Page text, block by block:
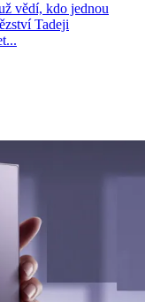
vědí, kdo jednou
Tadeji